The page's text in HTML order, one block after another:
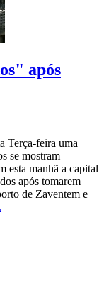
após
Terça-feira uma
se mostram
esta manhã a capital
após tomarem
de Zaventem e